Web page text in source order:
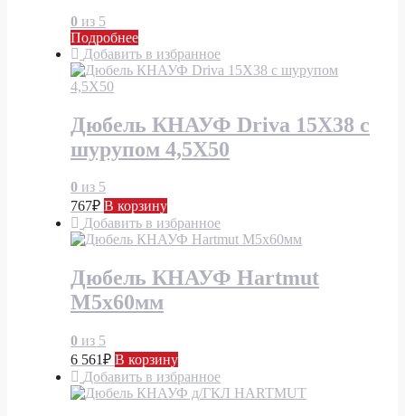
0 из 5
Подробнее
Добавить в избранное
Дюбель КНАУФ Driva 15X38 c
шурупом 4,5X50
0 из 5
767₽ В корзину
Добавить в избранное
Дюбель КНАУФ Hartmut
М5х60мм
0 из 5
6 561₽ В корзину
Добавить в избранное